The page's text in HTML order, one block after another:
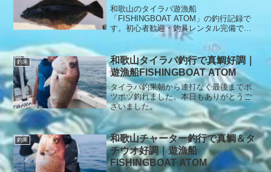
和歌山のタイラバ遊漁船
「FISHINGBOAT ATOM」の釣行記録で
す。初心者歓迎・釣具レンタル完備で、
安心してタイラバ釣りを楽しめます。本
日チャター便の釣果です。エサのイワシ
釣りからスタートそれからヒラメのポイ
ントへ行き呑ませ釣りスター...
釣果
和歌山タイラバ釣行で真鯛好調｜
遊漁船FISHINGBOAT ATOM
タイラバ釣果朝から連打なく最後までポ
ツポツ釣れました。本日もありがとうご
ざいました。
釣果
和歌山チャーター釣行で真鯛＆タ
チウオ好調｜遊漁船
FISHINGBOAT ATOM